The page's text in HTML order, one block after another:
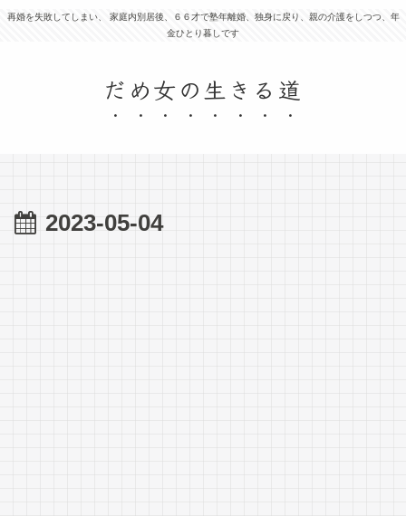
再婚を失敗してしまい、 家庭内別居後、６６才で塾年離婚、独身に戻り、親の介護をしつつ、年
金ひとり暮しです
だめ女の生きる道
2023-05-04